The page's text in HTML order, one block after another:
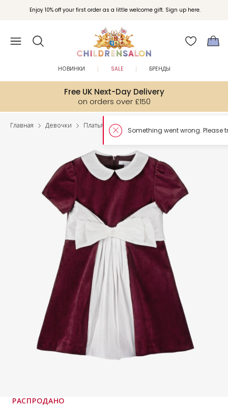
Enjoy 10% off your first order as a little welcome gift. Sign up here.
Free UK Next-Day Delivery
on orders over £150
НОВИНКИ SALE БРЕНДЫ
Главная Девочки Платья
РАСПРОДАНО